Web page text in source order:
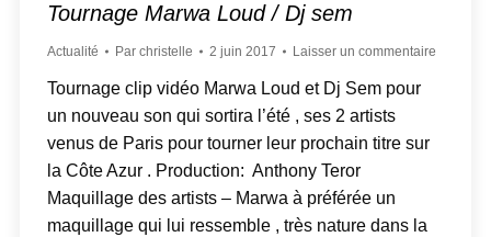
Tournage Marwa Loud / Dj sem
Actualité Par christelle 2 juin 2017 Laisser un commentaire
Tournage clip vidéo Marwa Loud et Dj Sem pour
un nouveau son qui sortira l’été , ses 2 artists
venus de Paris pour tourner leur prochain titre sur
la Côte Azur . Production: Anthony Teror
Maquillage des artists – Marwa à préférée un
maquillage qui lui ressemble , très nature dans la